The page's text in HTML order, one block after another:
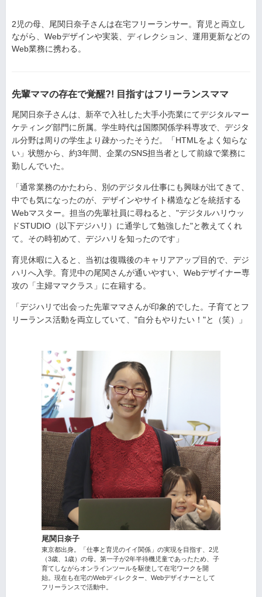
2児の母、尾関日奈子さんは在宅フリーランサー。育児と両立し
ながら、Webデザインや実装、ディレクション、運用更新などの
Web業務に携わる。
先輩ママの存在で覚醒?! 目指すはフリーランスママ
尾関日奈子さんは、新卒で入社した大手小売業にてデジタルマー
ケティング部門に所属。学生時代は国際関係学科専攻で、デジタ
ル分野は周りの学生より疎かったそうだ。「HTMLをよく知らな
い」状態から、約3年間、企業のSNS担当者として前線で業務に
勤しんでいた。
「通常業務のかたわら、別のデジタル仕事にも興味が出てきて、
中でも気になったのが、デザインやサイト構造などを統括する
Webマスター。担当の先輩社員に尋ねると、"デジタルハリウッ
ドSTUDIO（以下デジハリ）に通学して勉強した"と教えてくれ
て。その時初めて、デジハリを知ったのです」
育児休暇に入ると、当初は復職後のキャリアアップ目的で、デジ
ハリへ入学。育児中の尾関さんが通いやすい、Webデザイナー専
攻の「主婦ママクラス」に在籍する。
「デジハリで出会った先輩ママさんが印象的でした。子育てとフ
リーランス活動を両立していて、"自分もやりたい！"と（笑）」
尾関日奈子
東京都出身。「仕事と育児のイイ関係」の実現を目指す、2児
（3歳、1歳）の母。第一子が2年半待機児童であったため、子
育てしながらオンラインツールを駆使して在宅ワークを開
始。現在も在宅のWebディレクター、Webデザイナーとして
フリーランスで活動中。